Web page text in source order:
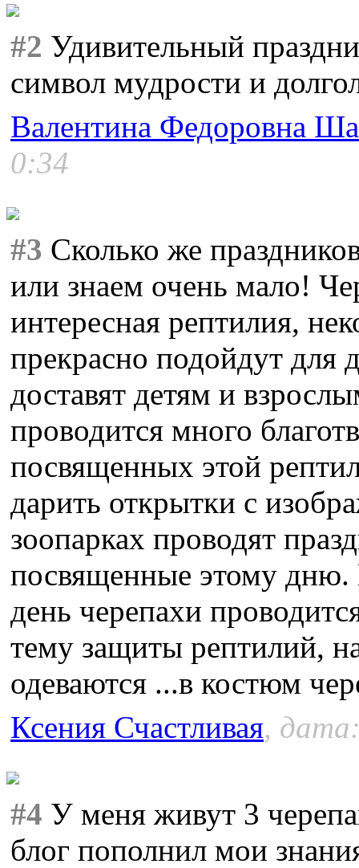
#2 Удивительный
символ мудрости и
Валентина Федоровна
0:34
#3 Сколько же
или знаем очень мало!
интересная рептилия,
прекрасно подойдут для
доставят детям и
проводится много
посвященных этой
дарить открытки с
зоопарках проводят
посвященные этому
день черепахи
тему защиты рептилий,
одеваются ...в костюм
Ксения Счастливая,
#4 У меня живут 3
блог пополнил мои